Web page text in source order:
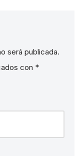
será publicada.
con *